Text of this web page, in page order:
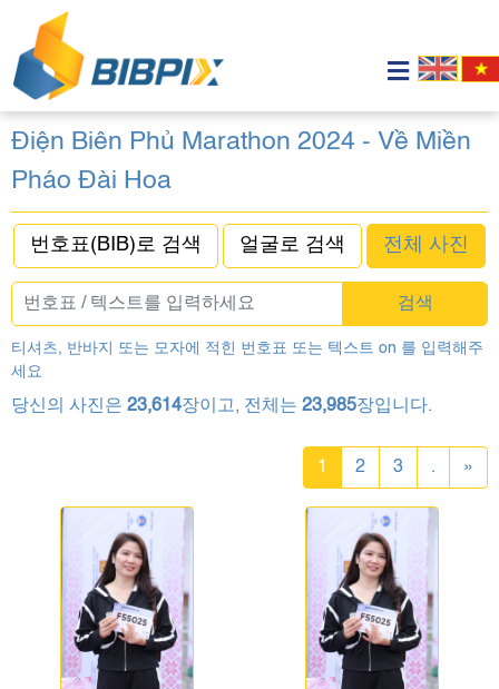
Điện Biên Phủ Marathon 2024 - Về Miền
Pháo Đài Hoa
번호표(BIB)로 검색 얼굴로 검색 전체 사진
검색
티셔츠, 반바지 또는 모자에 적힌 번호표 또는 텍스트 on 를 입력해주
세요
당신의 사진은 23,614장이고, 전체는 23,985장입니다.
1 2 3 . »